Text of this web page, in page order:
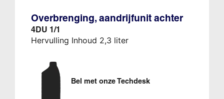
Overbrenging, aandrijfunit achter
4DU 1/1
Hervulling Inhoud 2,3 liter
Bel met onze Techdesk